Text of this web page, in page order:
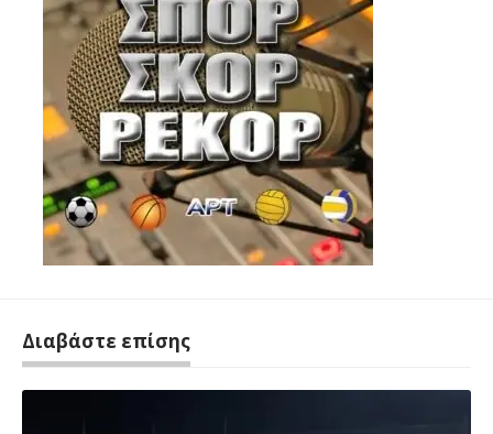
Διαβάστε επίσης